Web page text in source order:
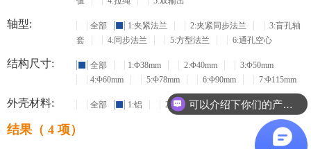
轴型: 全部 1:夹紧法兰 2:夹紧同步法兰
3:盲孔轴
套
4:同步法兰 5:方型法兰 6:通孔空心
结构尺寸: 全部 1:Φ38mm 2:Φ40mm
3:Φ50mm
4:Φ60mm
5:Φ78mm 6:Φ90mm 7:Φ115mm
外壳材料: 全部 1:铝 2:不锈钢
结果（ 4 项）
可以介绍下你们的产品么？